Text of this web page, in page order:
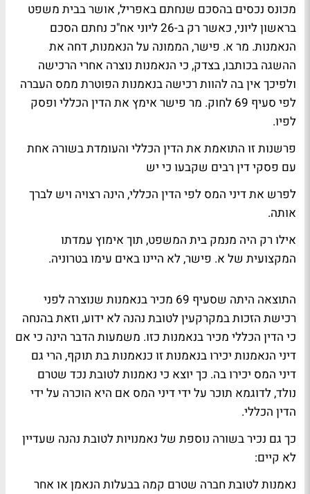
מכונס נכסים בהסכם שנחתם באפריל, אושר בבית משפט
בראשון ליוני, כאשר רק ב-26 ליוני אח"כ נחתם הסכם
הנאמנות. מר א. פישר, הממונה על הנאמנות, דחה את
ההשגה בכותבו, בצדק, כי הנאמנות נוצרה אחרי הרכישה
ולפיכך אין בה להוות רכישה בנאמנות הפוטרת ממס העברה
לפי סעיף 69 לחוק. מר פישר אימץ את הדין הכללי ופסק
לפיו.
פרשנות זו התואמת את הדין הכללי והעומדת בשורה אחת
עם פסקי דין רבים שקבעו כי יש
לפרש את דיני המס לפי הדין הכללי, הינה רצויה ויש לברך
אותה.
אילו רק היה מנמק בית המשפט, תוך אימוץ עמדתו
המקצועית של א. פישר, לא היינו באים עימו בטרוניה.
התוצאה היתה שסעיף 69 מכיר בנאמנות שנוצרה לפני
רכישת הזכות במקרקעין לטובת נהנה לא ידוע, וזאת בהנחה
כי הדין הכללי מכיר בנאמנות כזו. משמעות הדבר הינה כי אם
דיני הנאמנות יכירו בנאמנות זו כנאמנות בת תוקף, הרי גם
דיני המס יכירו בה. כך יוצא כי נאמנות לטובת נכד שטרם
נולד, לדוגמא תוכר על ידי דיני המס אם היא הוכרה על ידי
הדין הכללי.
כך גם נכיר בשורה נוספת של נאמנויות לטובת נהנה שעדיין
לא קיים:
נאמנות לטובת חברה שטרם קמה בבעלות הנאמן או אחר